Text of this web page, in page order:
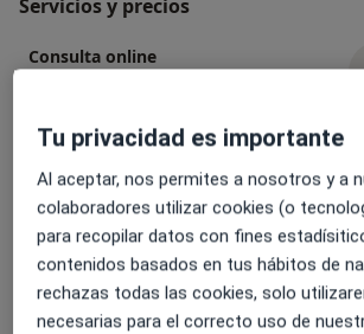
Servicios y precios
Consulta online
Seguimiento online
Detalles
Tratamiento online de problemas de
ansiedad
Detalles
Tu privacidad es importante
Al aceptar, nos permites a nosotros y a
colaboradores utilizar cookies (o
para recopilar datos con fines
contenidos basados en tus hábitos de
rechazas todas las cookies, solo
necesarias para el correcto uso de